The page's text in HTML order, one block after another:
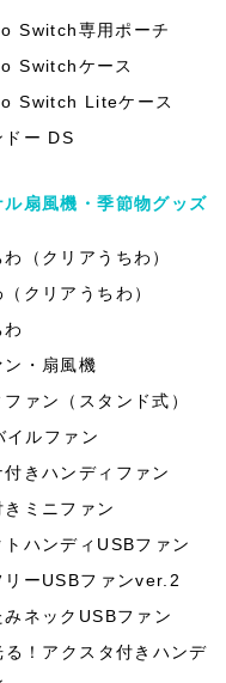
Switch専用ポーチ
Switchケース
Switch Liteケース
ドー DS
ル扇風機・季節物グッズ
（クリアうちわ）
クリアうちわ）
ン・扇風機
ァン（スタンド式）
ルファン
付きハンディファン
きミニファン
トハンディUSBファン
リーUSBファンver.2
みネックUSBファン
る！アクスタ付きハンデ